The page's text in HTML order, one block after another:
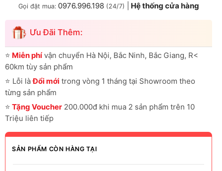
Gọi đặt mua: 0976.996.198 (24/7) Hệ thống cửa hàng
Ưu Đãi Thêm:
⭐ Miễn phívận chuyển Hà Nội, Bắc Ninh, Bắc Giang, R<
60km tùy sản phẩm
⭐ Lỗi làĐổi mới trong vòng 1 tháng tại Showroom theo
từng sản phẩm
⭐ Tặng Voucher 200.000đ khi mua 2 sản phẩm trên 10
Triệu liên tiếp
SẢN PHẨM CÒN HÀNG TẠI